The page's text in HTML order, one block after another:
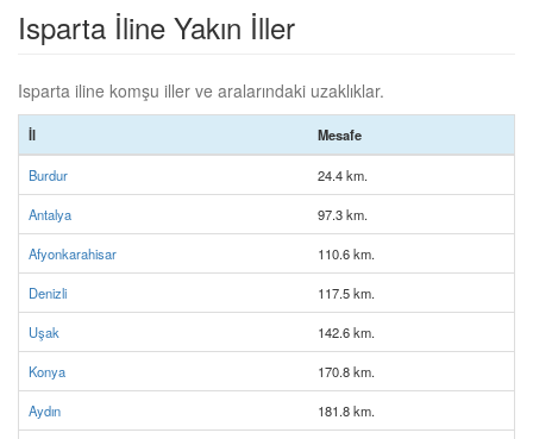
Isparta İline Yakın İller
Isparta iline komşu iller ve aralarındaki uzaklıklar.
İl Mesafe
Burdur 24.4 km.
Antalya 97.3 km.
Afyonkarahisar 110.6 km.
Denizli 117.5 km.
Uşak 142.6 km.
Konya 170.8 km.
Aydın 181.8 km.